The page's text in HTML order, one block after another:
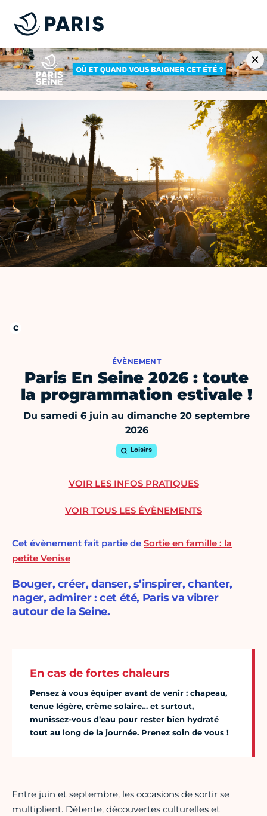
ÉVÈNEMENT
Paris En Seine 2026 : toute
la programmation estivale !
Du samedi 6 juin au dimanche 20 septembre
2026
Loisirs
Cet évènement fait partie de Sortie en famille : la
petite Venise
Bouger, créer, danser, s’inspirer, chanter,
nager, admirer : cet été, Paris va vibrer
autour de la Seine.
En cas de fortes chaleurs
Pensez à vous équiper avant de venir : chapeau,
tenue légère, crème solaire… et surtout,
munissez-vous d’eau pour rester bien hydraté
tout au long de la journée. Prenez soin de vous !
Entre juin et septembre, les occasions de sortir se
multiplient. Détente, découvertes culturelles et
VOIR LES INFOS PRATIQUES
VOIR TOUS LES ÉVÈNEMENTS